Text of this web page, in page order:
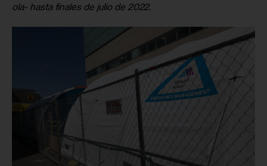
ola- hasta finales de julio de 2022.